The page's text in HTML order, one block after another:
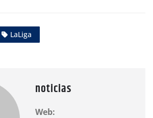
LaLiga
noticias
Web: